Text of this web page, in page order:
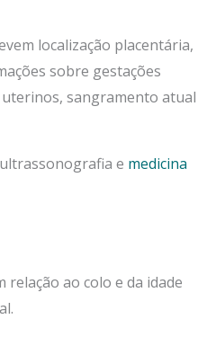
localização placentária,
sobre gestações
sangramento atual
e medicina
relação ao colo e da idade